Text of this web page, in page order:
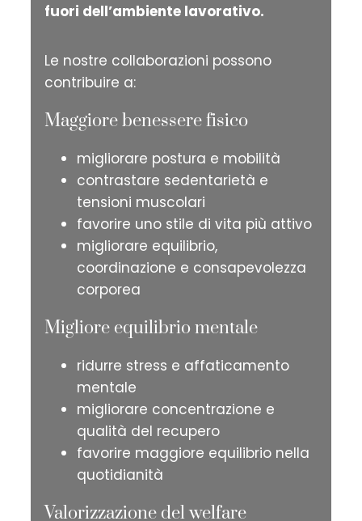
fuori dell’ambiente lavorativo.
Le nostre collaborazioni possono
contribuire a:
Maggiore benessere fisico
migliorare postura e mobilità
contrastare sedentarietà e
tensioni muscolari
favorire uno stile di vita più attivo
migliorare equilibrio,
coordinazione e consapevolezza
corporea
Migliore equilibrio mentale
ridurre stress e affaticamento
mentale
migliorare concentrazione e
qualità del recupero
favorire maggiore equilibrio nella
quotidianità
Valorizzazione del welfare